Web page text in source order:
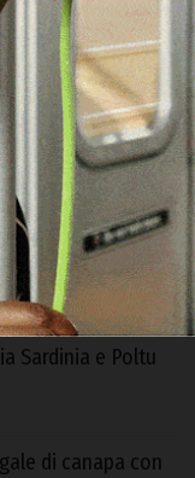
Sardinia e Poltu
di canapa con